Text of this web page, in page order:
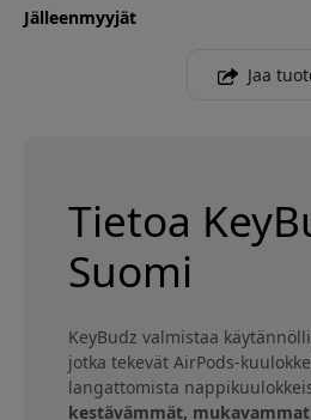
Jälleenmyyjät
Jaa
Tietoa
Suomi
KeyBudz valmistaa
jotka tekevät AirPods-
langattomista
kestävämmät,